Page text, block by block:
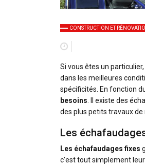
CONSTRUCTION ET
Si vous êtes un
dans les meilleures
spécificités. En fonction
besoins. Il existe des
des plus petits travaux
Les
Les échafaudages fixes
c’est tout simplement